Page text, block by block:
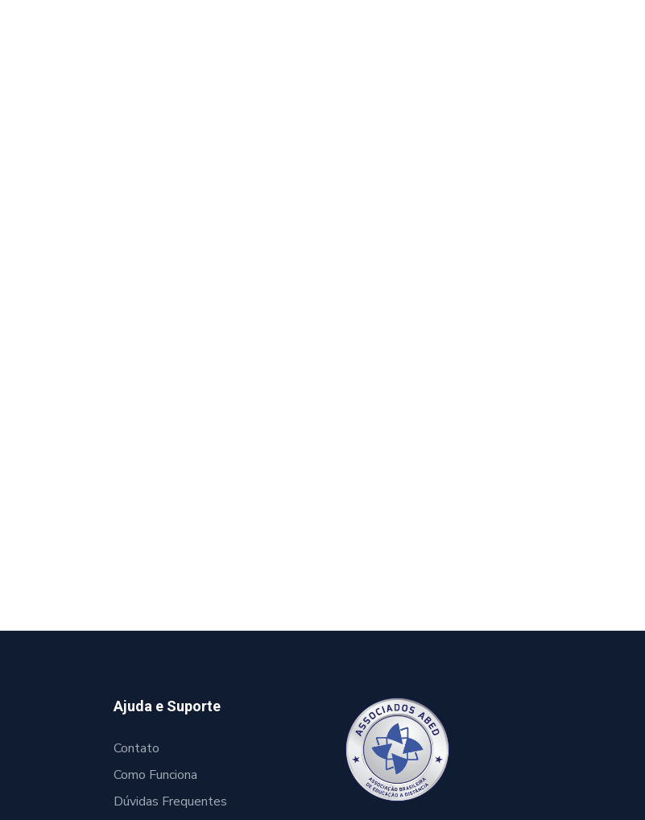
Ajuda e Suporte
Contato
Como Funciona
Dúvidas Frequentes